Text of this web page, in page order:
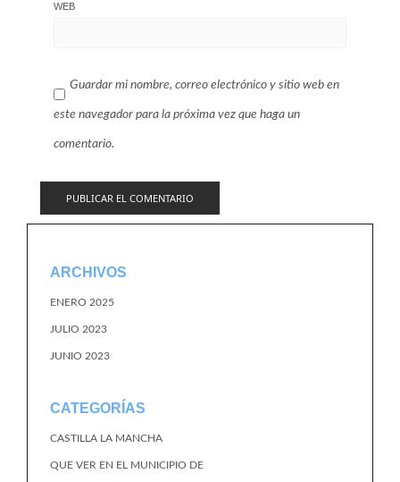
WEB
Guardar mi nombre, correo electrónico y sitio web en
este navegador para la próxima vez que haga un
comentario.
ARCHIVOS
ENERO 2025
JULIO 2023
JUNIO 2023
CATEGORÍAS
CASTILLA LA MANCHA
QUE VER EN EL MUNICIPIO DE